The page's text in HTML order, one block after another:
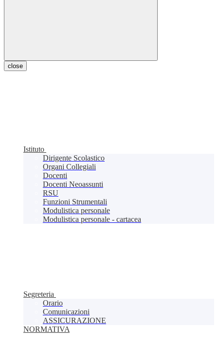
close
Istituto
Dirigente Scolastico
Organi Collegiali
Docenti
Docenti Neoassunti
RSU
Funzioni Strumentali
Modulistica personale
Modulistica personale - cartacea
Segreteria
Orario
Comunicazioni
ASSICURAZIONE
NORMATIVA